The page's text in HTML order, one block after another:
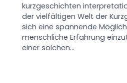
kurzgeschichten
der vielfältigen Welt der
sich eine spannende
menschliche Erfahrung
einer solchen…